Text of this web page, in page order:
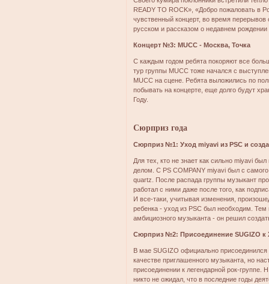
READY TO ROCK», «Добро пожаловать в
чувственный концерт, во время
русском и рассказом о недавнем
Концерт №3: MUCC - Москва, Точка
С каждым годом ребята покоряют все
тур группы MUCC тоже начался с
MUCC на сцене. Ребята выложились по
побывать на концерте, еще долго будут
Году.
Сюрприз года
Сюрприз №1: Уход miyavi из PSC и
Для тех, кто не знает как сильно miyavi
делом. С PS COMPANY miyavi был с
quartz. После распада группы музыкант
работал с ними даже после того, как
И все-таки, учитывая изменения,
ребенка - уход из PSC был необходим.
амбициозного музыканта - он решил
Сюрприз №2: Присоединение SUGIZO к
В мае SUGIZO официально присоединился
качестве приглашенного музыканта, но
присоединении к легендарной рок-группе.
никто не ожидал, что в последние годы